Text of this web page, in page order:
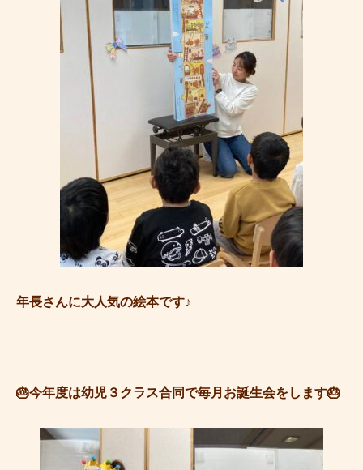
年長さんに大人気の絵本です♪
🎂今年度は幼児３クラス合同で毎月お誕生会をします🎂